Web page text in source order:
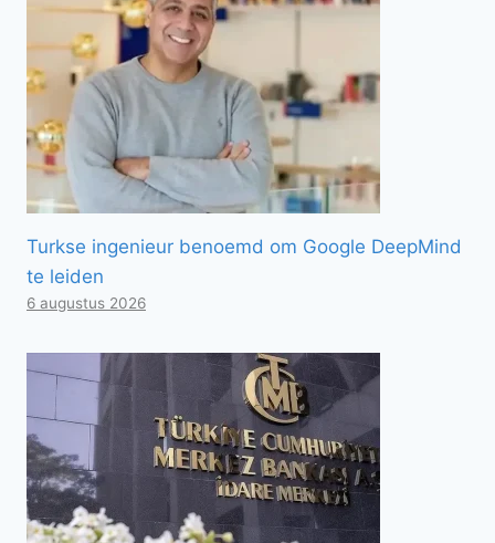
Turkse ingenieur benoemd om Google DeepMind
te leiden
6 augustus 2026